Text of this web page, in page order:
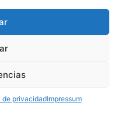
privacidadImpressum
564